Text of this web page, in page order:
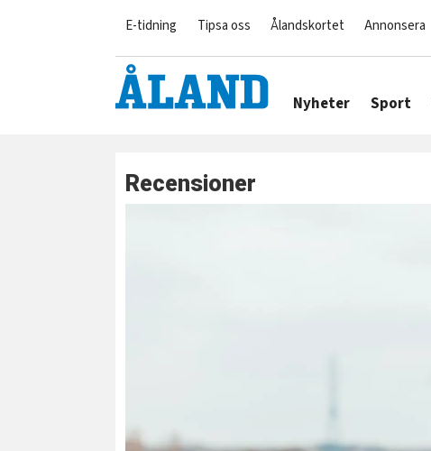
E-tidning Tipsa oss Ålandskortet Annonsera
Nyheter Sport
Recensioner